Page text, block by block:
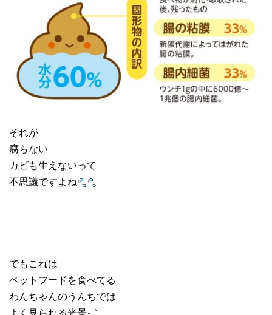
それが
腐らない
カビも生えないって
不思議ですよね
でもこれは
ペットフードを食べてる
わんちゃんのうんちでは
よく見られる光景